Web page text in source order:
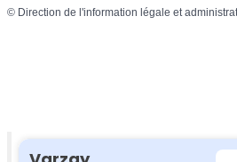
© Direction de l'information légale et